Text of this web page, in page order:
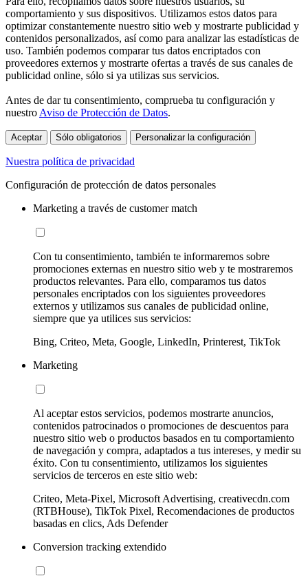
comportamiento y sus dispositivos. Utilizamos estos datos para
optimizar constantemente nuestro sitio web y mostrarte publicidad y
contenidos personalizados, así como para analizar las estadísticas de
uso. También podemos comparar tus datos encriptados con
proveedores externos y mostrarte ofertas a través de sus canales de
publicidad online, sólo si ya utilizas sus servicios.
Antes de dar tu consentimiento, comprueba tu configuración y
nuestro Aviso de Protección de Datos.
Aceptar Sólo obligatorios Personalizar la configuración
Nuestra política de privacidad
Configuración de protección de datos personales
Marketing a través de customer match
Con tu consentimiento, también te informaremos sobre
promociones externas en nuestro sitio web y te mostraremos
productos relevantes. Para ello, comparamos tus datos
personales encriptados con los siguientes proveedores
externos y utilizamos sus canales de publicidad online,
siempre que ya utilices sus servicios:
Bing, Criteo, Meta, Google, LinkedIn, Printerest, TikTok
Marketing
Al aceptar estos servicios, podemos mostrarte anuncios,
contenidos patrocinados o promociones de descuentos para
nuestro sitio web o productos basados en tu comportamiento
de navegación y compra, adaptados a tus intereses, y medir su
éxito. Con tu consentimiento, utilizamos los siguientes
servicios de terceros en este sitio web:
Criteo, Meta-Pixel, Microsoft Advertising, creativecdn.com
(RTBHouse), TikTok Pixel, Recomendaciones de productos
basadas en clics, Ads Defender
Conversion tracking extendido